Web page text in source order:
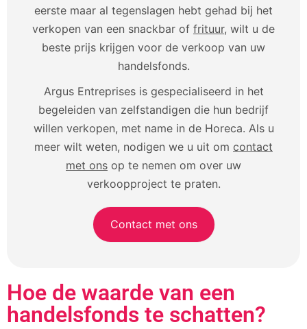
eerste maar al tegenslagen hebt gehad bij het
verkopen van een snackbar of frituur, wilt u de
beste prijs krijgen voor de verkoop van uw
handelsfonds.
Argus Entreprises is gespecialiseerd in het
begeleiden van zelfstandigen die hun bedrijf
willen verkopen, met name in de Horeca. Als u
meer wilt weten, nodigen we u uit om contact
met ons op te nemen om over uw
verkoopproject te praten.
Contact met ons
Hoe de waarde van een
handelsfonds te schatten?